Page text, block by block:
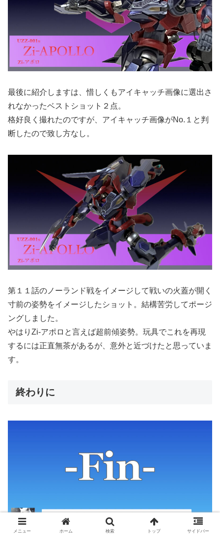
最後に紹介しますは、惜しくもアイキャッチ画像に選出さ
れなかったベストショット２点。
格好良く撮れたのですが、アイキャッチ画像がNo.１と判
断したので致し方なし。
第１１話のノーランド戦をイメージして戦いの火蓋が開く
寸前の姿勢をイメージしたショット。結構苦労してポージ
ングしました。
やはりZi-アポロと言えば超前傾姿勢。玩具でこれを再現
するには正直無茶があるが、意外と近づけたと思っていま
す。
終わりに
メニュー ホーム 検索 トップ サイドバー